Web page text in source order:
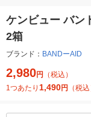
ケンビュー バン
2箱
ブランド： BANDーAID
2,980円
（税込）
1つあたり 1,490円 （税込